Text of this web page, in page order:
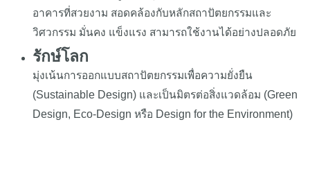
อาคารที่สวยงาม สอดคล้องกับหลักสถาปัตยกรรมและ
วิศวกรรม มั่นคง แข็งแรง สามารถใช้งานได้อย่างปลอดภัย
รักษ์โลก
มุ่งเน้นการออกแบบสถาปัตยกรรมเพื่อความยั่งยืน
(Sustainable Design) และเป็นมิตรต่อสิ่งแวดล้อม (Green
Design, Eco-Design หรือ Design for the Environment)